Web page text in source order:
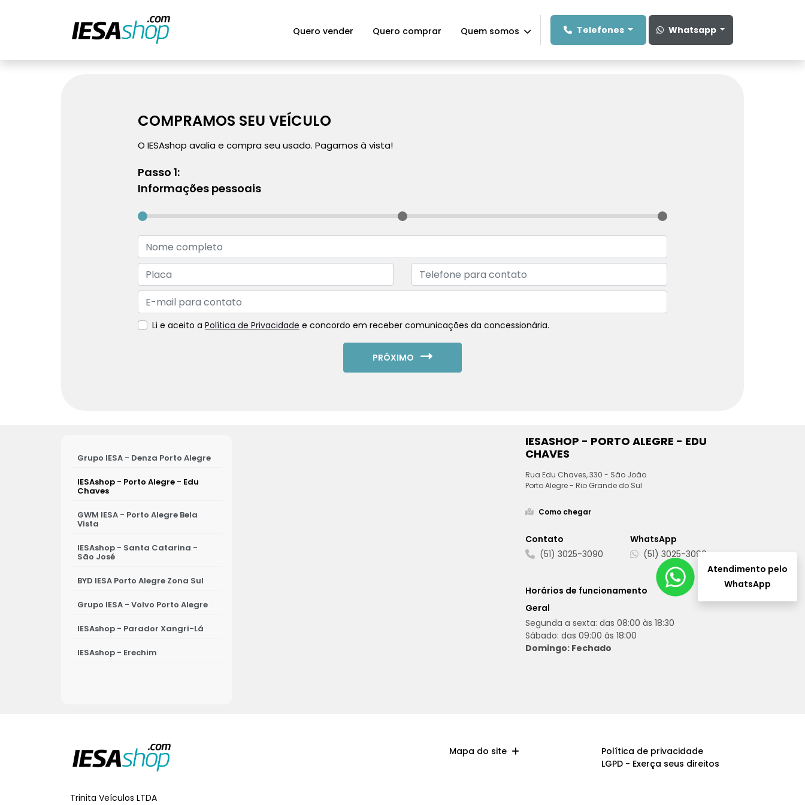
Quero vender Quero comprar Quem somos Telefones Whatsapp
COMPRAMOS SEU VEÍCULO
O IESAshop avalia e compra seu usado. Pagamos à vista!
Passo 1:
Informações pessoais
Li e aceito a Política de Privacidade e concordo em receber comunicações da concessionária.
PRÓXIMO
Grupo IESA - Denza Porto Alegre
IESAshop - Porto Alegre - Edu
Chaves
GWM IESA - Porto Alegre Bela
Vista
BYD IESA Porto Alegre Zona Sul
Grupo IESA - Volvo Porto Alegre
IESAshop - Canoas
IESAshop - Erechim
IESAshop - Novo Hamburgo
IESAshop - Parador Xangri-Lá
IESAshop - Passo Fundo
IESAshop - Santa Catarina -
São José
IESASHOP - PORTO ALEGRE - EDU
CHAVES
Rua Edu Chaves, 330 - São João
Porto Alegre - Rio Grande do Sul
Como chegar
Contato
(51) 3025-3090
WhatsApp
(51) 3025-3090
Horários de funcionamento
Geral
Segunda a sexta: das 08:00 às 18:30
Sábado: das 09:00 às 18:00
Domingo: Fechado
Mapa do site
Política de privacidade
LGPD - Exerça seus direitos
Trinita Veículos LTDA
Atendimento pelo
WhatsApp